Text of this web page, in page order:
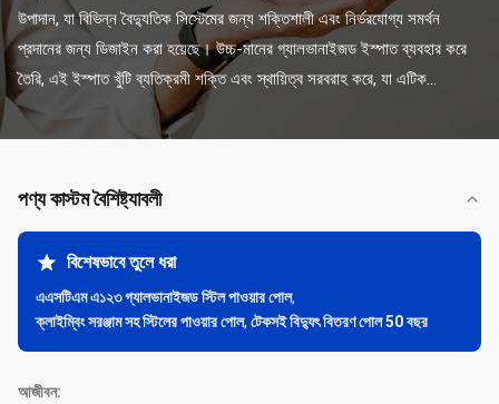
উপাদান, যা বিভিন্ন বৈদ্যুতিক সিস্টেমের জন্য শক্তিশালী এবং নির্ভরযোগ্য সমর্থন
প্রদানের জন্য ডিজাইন করা হয়েছে। উচ্চ-মানের গ্যালভানাইজড ইস্পাত ব্যবহার করে
তৈরি, এই ইস্পাত খুঁটি ব্যতিক্রমী শক্তি এবং স্থায়িত্ব সরবরাহ করে, যা এটিক...
পণ্য কাস্টম বৈশিষ্ট্যাবলী
বিশেষভাবে তুলে ধরা
এএসটিএম এ১২৩ গ্যালভানাইজড স্টিল পাওয়ার পোল,
ক্লাইম্বিং সরঞ্জাম সহ স্টিলের পাওয়ার পোল, টেকসই বিদ্যুৎ বিতরণ পোল 50 বছর
আজীবন: